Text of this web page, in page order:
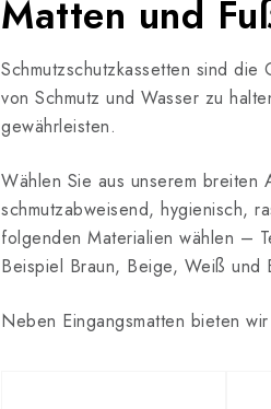
Matten und
Schmutzschutzkassetten sind
von Schmutz und Wasser zu
gewährleisten.
Wählen Sie aus unserem breiten
schmutzabweisend, hygienisch,
folgenden Materialien wählen –
Beispiel Braun, Beige, Weiß und
Neben Eingangsmatten bieten